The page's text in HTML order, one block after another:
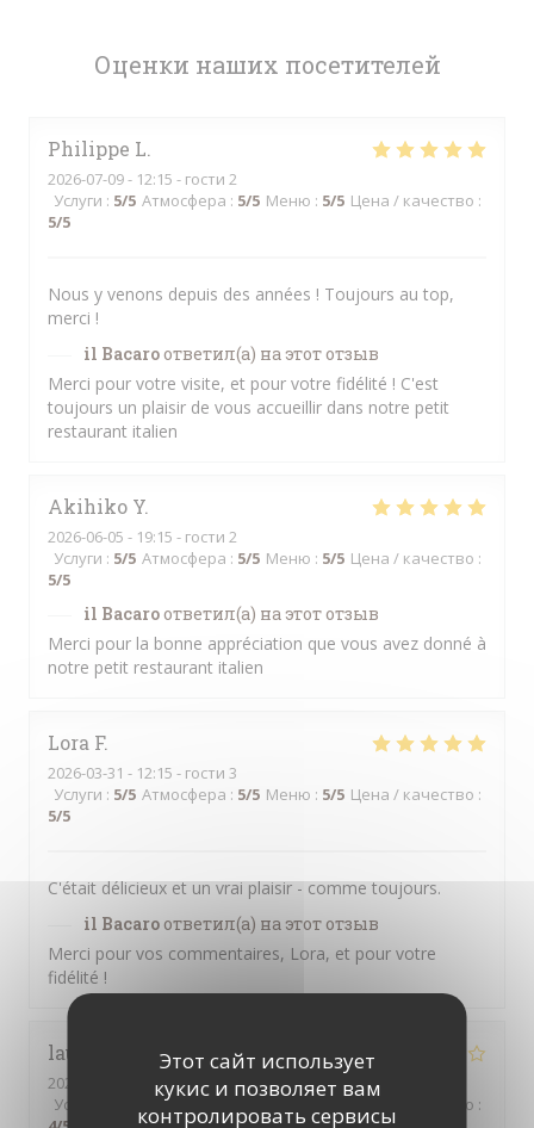
Этот сайт использует
кукис и позволяет вам
контролировать сервисы
Оценки наших посетителей
Philippe L
2026-07-09- 12:15 - гости 2
Услуги : 5/5 Атмосфера : 5/5 Меню : 5/5 Цена / качество :
5/5
Nous y venons depuis des années ! Toujours au top,
merci !
il Bacaroответил(а) на этот отзыв
Merci pour votre visite, et pour votre fidélité ! C'est
toujours un plaisir de vous accueillir dans notre petit
restaurant italien
Akihiko Y
2026-06-05 - 19:15 - гости 2
Услуги : 5/5 Атмосфера : 5/5 Меню : 5/5 Цена / качество :
5/5
il Bacaroответил(а) на этот отзыв
Merci pour la bonne appréciation que vous avez donné à
notre petit restaurant italien
Lora F
2026-03-31 - 12:15 - гости 3
Услуги : 5/5 Атмосфера : 5/5 Меню : 5/5 Цена / качество :
5/5
C'était délicieux et un vrai plaisir - comme toujours.
il Bacaroответил(а) на этот отзыв
Merci pour vos commentaires, Lora, et pour votre
fidélité !
laurence
2026-03-13
- 21:00 - гости 2
Услуги
Атмосфера Цена / качество :